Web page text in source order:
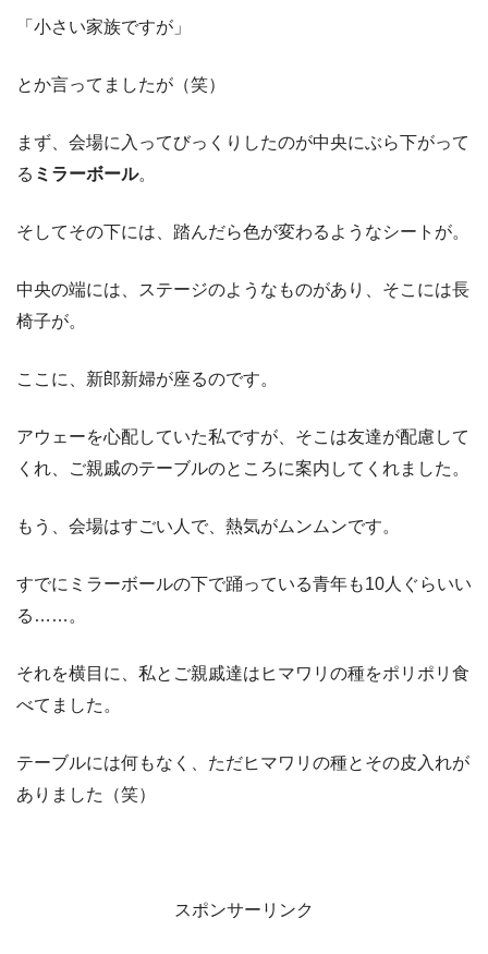
「小さい家族ですが」
とか言ってましたが（笑）
まず、会場に入ってびっくりしたのが中央にぶら下がって
る ミラーボール。
そしてその下には、踏んだら色が変わるようなシートが。
中央の端には、ステージのようなものがあり、そこには長
椅子が。
ここに、新郎新婦が座るのです。
アウェーを心配していた私ですが、そこは友達が配慮して
くれ、ご親戚のテーブルのところに案内してくれました。
もう、会場はすごい人で、熱気がムンムンです。
すでにミラーボールの下で踊っている青年も10人ぐらいい
る……。
それを横目に、私とご親戚達はヒマワリの種をポリポリ食
べてました。
テーブルには何もなく、ただヒマワリの種とその皮入れが
ありました（笑）
スポンサーリンク